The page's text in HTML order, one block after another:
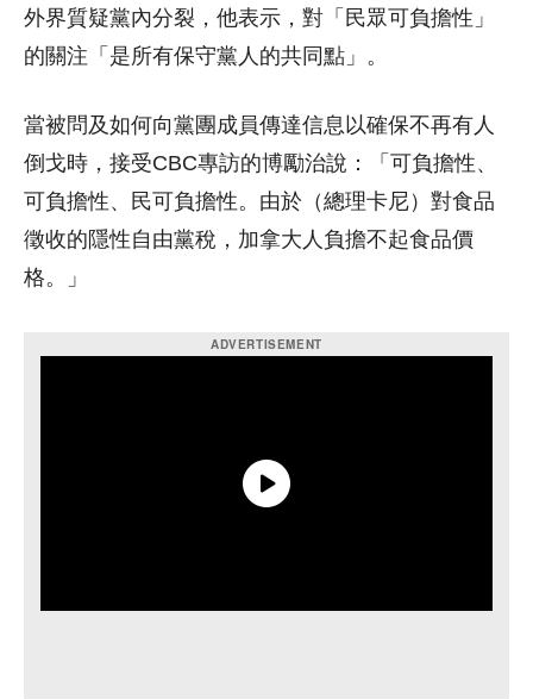
外界質疑黨內分裂，他表示，對「民眾可負擔性」
的關注「是所有保守黨人的共同點」。
當被問及如何向黨團成員傳達信息以確保不再有人
倒戈時，接受CBC專訪的博勵治說：「可負擔性、
可負擔性、民可負擔性。由於（總理卡尼）對食品
徵收的隱性自由黨稅，加拿大人負擔不起食品價
格。」